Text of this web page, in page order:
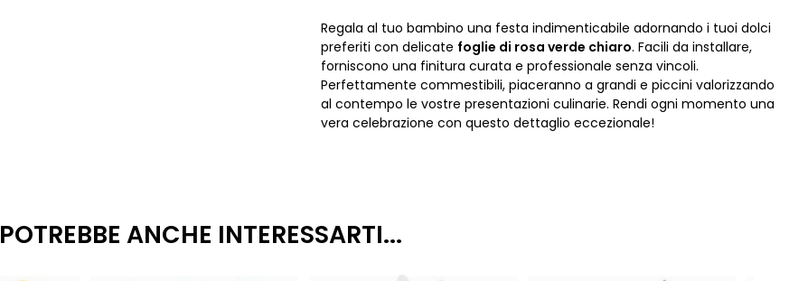
Regala al tuo bambino una festa indimenticabile adornando i tuoi dolci
preferiti con delicate foglie di rosa verde chiaro. Facili da installare,
forniscono una finitura curata e professionale senza vincoli.
Perfettamente commestibili, piaceranno a grandi e piccini valorizzando
al contempo le vostre presentazioni culinarie. Rendi ogni momento una
vera celebrazione con questo dettaglio eccezionale!
POTREBBE ANCHE INTERESSARTI...